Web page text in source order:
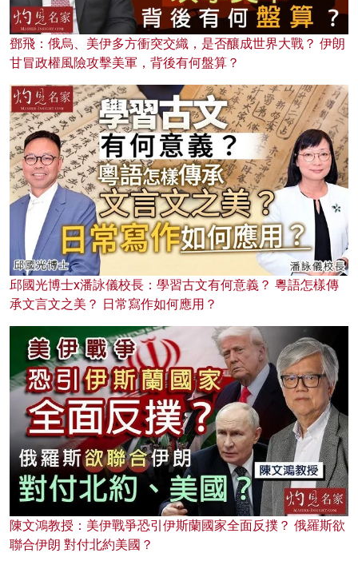
鄧飛：俄烏、美伊多方衝突交織，是否釀成世界大戰？ 伊朗
甘冒政權風險攻擊美軍，背後有何盤算？
邱國光博士x潘詠儀校長：學習古文有何意義？ 粵語怎樣傳
承文言文之美？ 日常寫作如何應用？
陳文鴻教授：美伊戰爭恐引伊斯蘭國家全面反撲？ 俄羅斯欲
聯合伊朗 對付北約美國？